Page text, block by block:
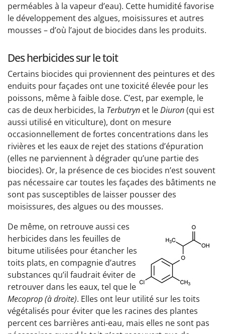
perméables à la vapeur d’eau). Cette humidité favorise
le développement des algues, moisissures et autres
mousses – d’où l’ajout de biocides dans les produits.
Des herbicides sur le toit
Certains biocides qui proviennent des peintures et des
enduits pour façades ont une toxicité élevée pour les
poissons, même à faible dose. C’est, par exemple, le
cas de deux herbicides, la Terbutryn et leDiuron(qui est
aussi utilisé en viticulture), dont on mesure
occasionnellement de fortes concentrations dans les
rivières et les eaux de rejet des stations d’épuration
(elles ne parviennent à dégrader qu’une partie des
biocides). Or, la présence de ces biocides n’est souvent
pas nécessaire car toutes les façades des bâtiments ne
sont pas susceptibles de laisser pousser des
moisissures, des algues ou des mousses.
De même, on retrouve aussi ces
herbicides dans les feuilles de
bitume utilisées pour étancher les
toits plats, en compagnie d’autres
substances qu’il faudrait éviter de
retrouver dans les eaux, tel que le
Mecoprop (à droite). Elles ont leur utilité sur les toits
végétalisés pour éviter que les racines des plantes
percent ces barrières anti-eau, mais elles ne sont pas